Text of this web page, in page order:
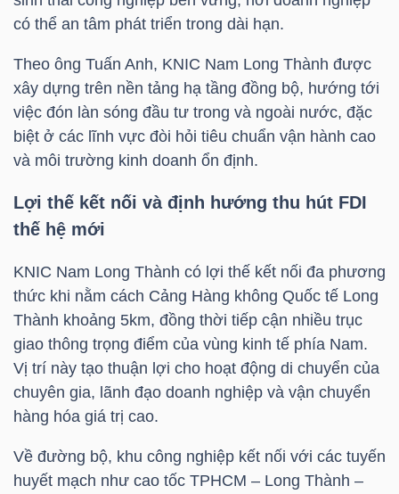
có thể an tâm phát triển trong dài hạn.
Theo ông Tuấn Anh, KNIC Nam Long Thành được
xây dựng trên nền tảng hạ tầng đồng bộ, hướng tới
việc đón làn sóng đầu tư trong và ngoài nước, đặc
biệt ở các lĩnh vực đòi hỏi tiêu chuẩn vận hành cao
và môi trường kinh doanh ổn định.
Lợi thế kết nối và định hướng thu hút FDI
thế hệ mới
KNIC Nam Long Thành có lợi thế kết nối đa phương
thức khi nằm cách Cảng Hàng không Quốc tế Long
Thành khoảng 5km, đồng thời tiếp cận nhiều trục
giao thông trọng điểm của vùng kinh tế phía Nam.
Vị trí này tạo thuận lợi cho hoạt động di chuyển của
chuyên gia, lãnh đạo doanh nghiệp và vận chuyển
hàng hóa giá trị cao.
Về đường bộ, khu công nghiệp kết nối với các tuyến
huyết mạch như cao tốc TPHCM – Long Thành –
PHIẾU
CÔNG
CỤ
ĐẦU
TRUY
XUẤT
DỮ
LIỆU
Ngành
(-)
VS-
SECTOR